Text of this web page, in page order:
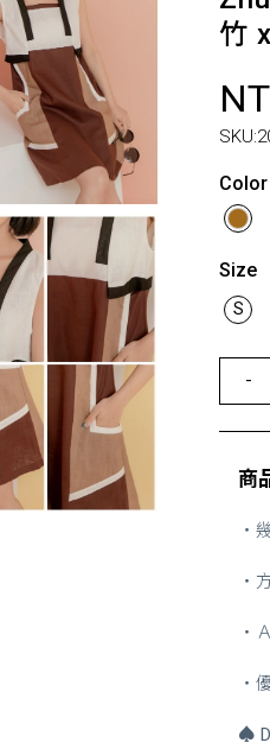
竹
NT
SKU:
Color
Size
S
-
商
・
・
・
・
♠